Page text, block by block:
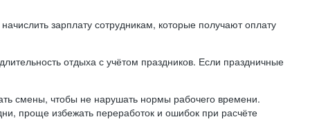
зарплату сотрудникам, которые получают оплату
отдыха с учётом праздников. Если праздничные
смены, чтобы не нарушать нормы рабочего времени.
проще избежать переработок и ошибок при расчёте